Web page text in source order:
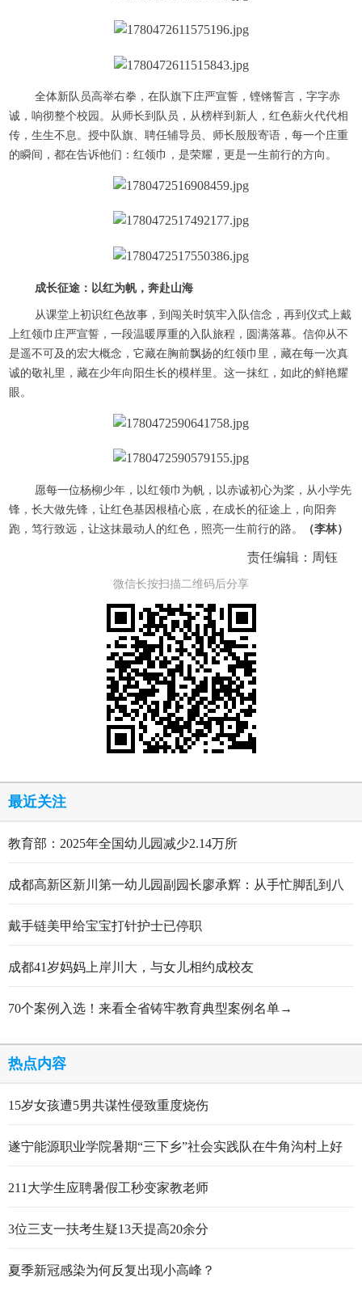
全体新队员高举右拳，在队旗下庄严宣誓，铿锵誓言，字字赤
诚，响彻整个校园。从师长到队员，从榜样到新人，红色薪火代代相
传，生生不息。授中队旗、聘任辅导员、师长殷殷寄语，每一个庄重
的瞬间，都在告诉他们：红领巾，是荣耀，更是一生前行的方向。
成长征途：以红为帆，奔赴山海
从课堂上初识红色故事，到闯关时筑牢入队信念，再到仪式上戴
上红领巾庄严宣誓，一段温暖厚重的入队旅程，圆满落幕。信仰从不
是遥不可及的宏大概念，它藏在胸前飘扬的红领巾里，藏在每一次真
诚的敬礼里，藏在少年向阳生长的模样里。这一抹红，如此的鲜艳耀
眼。
愿每一位杨柳少年，以红领巾为帆，以赤诚初心为桨，从小学先
锋，长大做先锋，让红色基因根植心底，在成长的征途上，向阳奔
跑，笃行致远，让这抹最动人的红色，照亮一生前行的路。
（李林）
责任编辑：周钰
微信长按扫描二维码后分享
最近关注
教育部：2025年全国幼儿园减少2.14万所
成都高新区新川第一幼儿园副园长廖承辉：从手忙脚乱到八
戴手链美甲给宝宝打针护士已停职
成都41岁妈妈上岸川大，与女儿相约成校友
70个案例入选！来看全省铸牢教育典型案例名单→
热点内容
15岁女孩遭5男共谋性侵致重度烧伤
遂宁能源职业学院暑期“三下乡”社会实践队在牛角沟村上好
211大学生应聘暑假工秒变家教老师
3位三支一扶考生疑13天提高20余分
夏季新冠感染为何反复出现小高峰？